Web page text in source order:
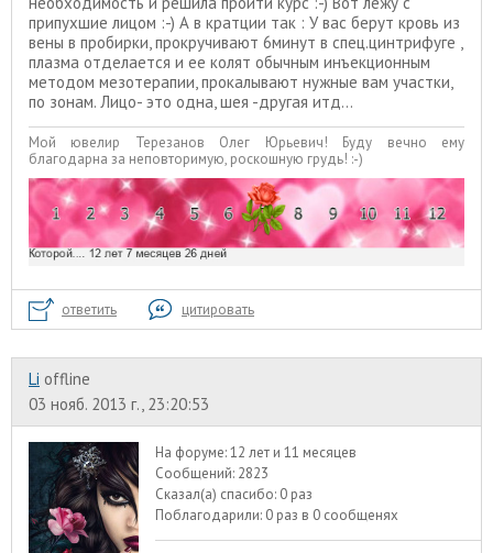
припухшие лицом :-) А в кратции так : У вас берут кровь из
вены в пробирки, прокручивают 6минут в спец.цинтрифуге ,
плазма отделается и ее колят обычным инъекционным
методом мезотерапии, прокалывают нужные вам участки,
по зонам. Лицо- это одна, шея -другая итд...
Мой ювелир Терезанов Олег Юрьевич! Буду вечно ему
благодарна за неповторимую, роскошную грудь! :-)
ответить цитировать
Li offline
03 нояб. 2013 г., 23:20:53
На форуме:12 лет и 11 месяцев
Сообщений: 2823
Сказал(а) спасибо: 0 раз
Поблагодарили: 0 раз в 0 сообщенях